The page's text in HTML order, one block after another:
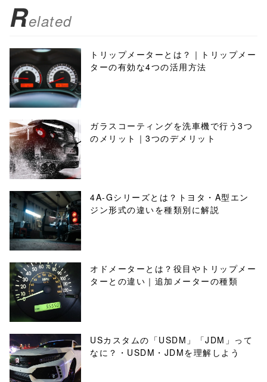
Related
トリップメーターとは？｜トリップメー
ターの有効な4つの活用方法
ガラスコーティングを洗車機で行う3つ
のメリット｜3つのデメリット
4A-Gシリーズとは？トヨタ・A型エン
ジン形式の違いを種類別に解説
オドメーターとは？役目やトリップメー
ターとの違い｜追加メーターの種類
USカスタムの「USDM」「JDM」って
なに？・USDM・JDMを理解しよう